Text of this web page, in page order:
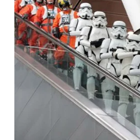
WN
BOROBUDUR
WN
MADURA